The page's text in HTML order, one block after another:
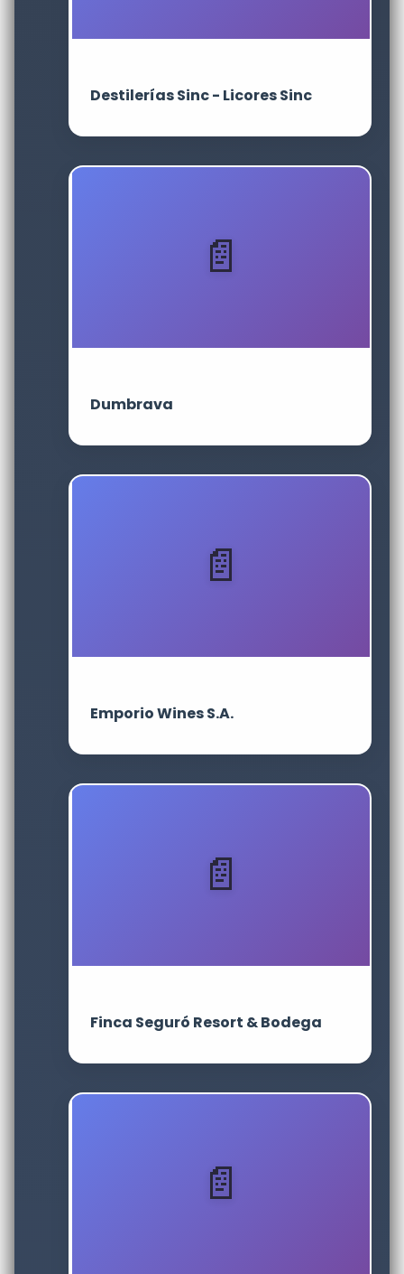
Destilerías Sinc - Licores Sinc
Dumbrava
Emporio Wines S.A.
Finca Seguró Resort & Bodega